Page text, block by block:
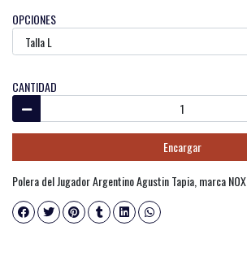
OPCIONES
CANTIDAD
Encargar
Polera del Jugador Argentino Agustin Tapia, marca NOX